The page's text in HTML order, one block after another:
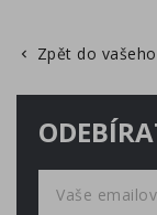
 Zpět do